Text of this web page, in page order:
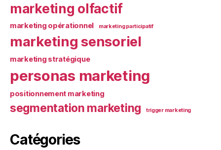
marketing olfactif
marketing opérationnel marketing participatif
marketing sensoriel
marketing stratégique
personas marketing
positionnement marketing
segmentation marketing trigger marketing
Catégories